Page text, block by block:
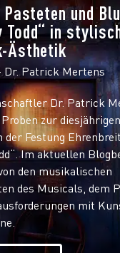
Pasteten und
Todd“ in
Ästhetik
Dr. Patrick Mertens
Dr. Patrick
zur
der Festung
Im aktuellen
den musikalischen
des Musicals, dem
mit